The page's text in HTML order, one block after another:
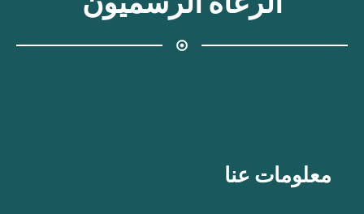
معلومات عنا